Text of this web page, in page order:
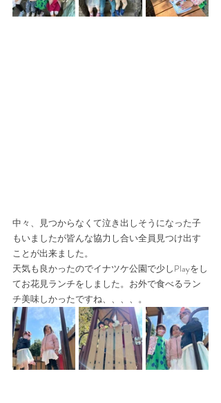
中々、見つからなくて泣き出しそうになった子
もいましたが皆んな協力し合い全員見つけ出す
ことが出来ました。
天気も良かったのでイナツケ公園で少しPlayをし
てお花見ランチをしました。お外で食べるラン
チ美味しかったですね、、、、。